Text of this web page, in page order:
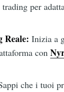
per
Reale: Inizia a
con
che i tuoi